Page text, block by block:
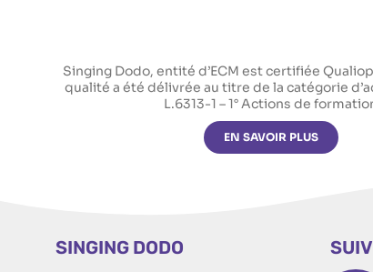
Singing Dodo, entité d’ECM est certifiée
qualité a été délivrée au titre de la catégorie
L.6313-1 – 1° Actions de
EN SAVOIR PLUS
SINGING DODO